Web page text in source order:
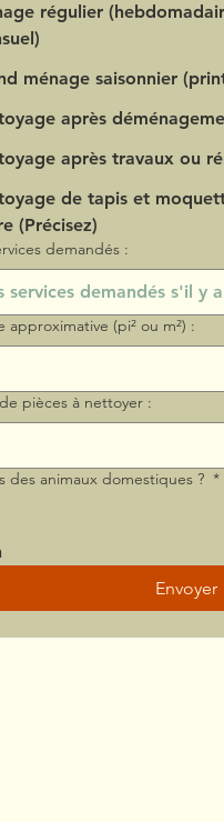
régulier
ménage saisonnier
après
après travaux ou
de tapis et
(Précisez)
demandés :
approximative (pi² ou m²) :
pièces à nettoyer :
des animaux domestiques ? *
Envoyer